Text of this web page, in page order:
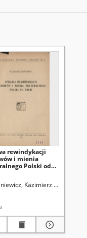
Ulrich, Alina (1931- ).
rewindykacji
i mienia
Polski od
Kazimierz (1892-